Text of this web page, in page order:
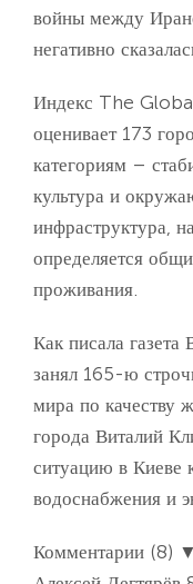
войны между
негативно
Индекс The
оценивает 173
категориям –
культура и
инфраструктура,
определяется
проживания.
Как писала
занял 165-ю
мира по качеству
города Виталий
ситуацию в Киеве
водоснабжения и
Комментарии (8) ▼